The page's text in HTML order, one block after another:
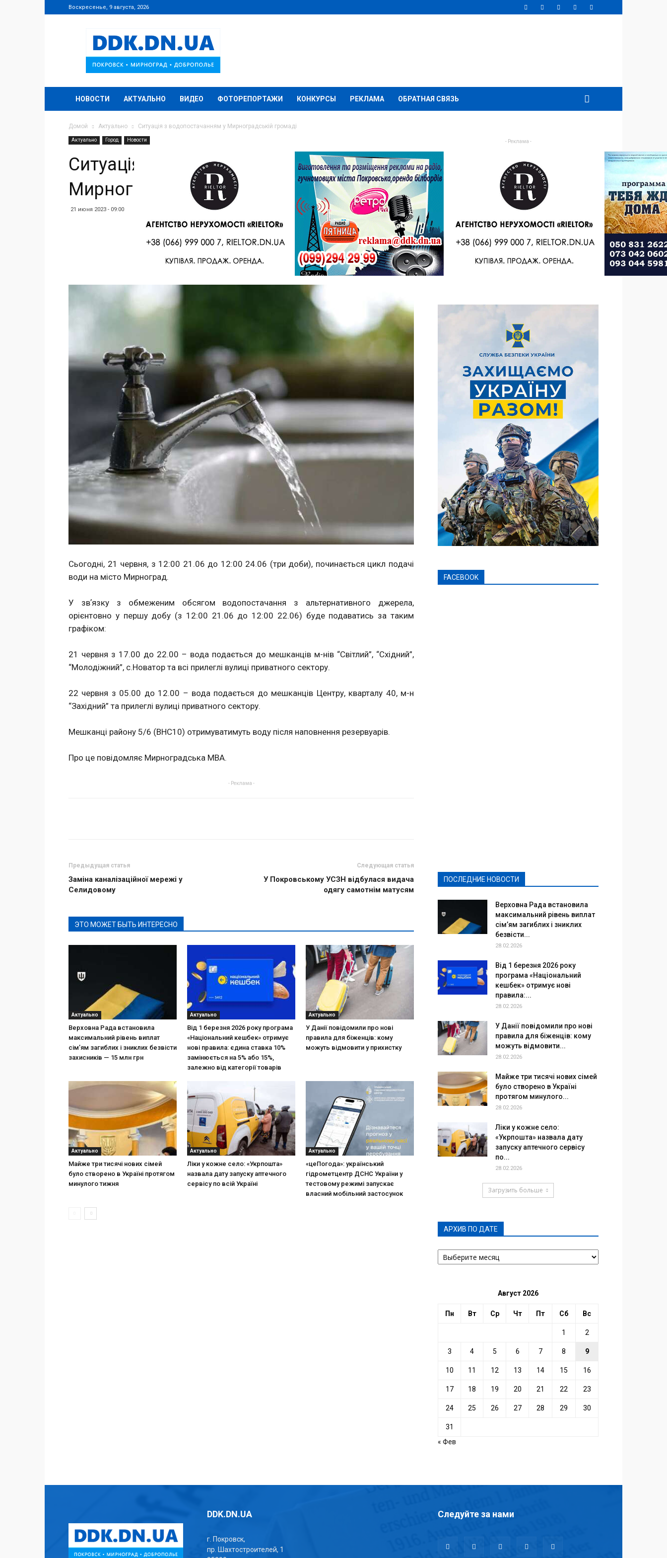
Воскресенье, 9 августа, 2026
DDK.DN.UA
НОВОСТИ АКТУАЛЬНО ВИДЕО ФОТОРЕПОРТАЖИ КОНКУРСЫ РЕКЛАМА ОБРАТНАЯ СВЯЗЬ
Домой Актуально Ситуація з водопостачанням у Мирноградській громаді
Актуально Город Новости
Ситуація з водопостачанням у
Мирноградській громаді
21 июня 2023 - 09:00
Сьогодні, 21 червня, з 12:00 21.06 до 12:00 24.06 (три доби), починається цикл подачі
води на місто Мирноград.
У звʼязку з обмеженим обсягом водопостачання з альтернативного джерела,
орієнтовно у першу добу (з 12:00 21.06 до 12:00 22.06) буде подаватись за таким
графіком:
21 червня з 17.00 до 22.00 – вода подається до мешканців м-нів “Світлий”, “Східний”,
“Молодіжний”, с.Новатор та всі прилеглі вулиці приватного сектору.
22 червня з 05.00 до 12.00 – вода подається до мешканців Центру, кварталу 40, м-н
“Західний” та прилеглі вулиці приватного сектору.
Мешканці району 5/6 (ВНС10) отримуватимуть воду після наповнення резервуарів.
Про це повідомляє Мирноградська МВА.
- Реклама -
Предыдущая статья
Заміна каналізаційної мережі у
Селидовому
Следующая статья
У Покровському УСЗН відбулася видача
одягу самотнім матусям
ЭТО МОЖЕТ БЫТЬ ИНТЕРЕСНО
Актуально
Верховна Рада встановила
максимальний рівень виплат
сім’ям загиблих і зниклих безвісти
захисників — 15 млн грн
Актуально
Від 1 березня 2026 року програма
«Національний кешбек» отримує
нові правила: єдина ставка 10%
замінюється на 5% або 15%,
залежно від категорії товарів
Актуально
У Данії повідомили про нові
правила для біженців: кому
можуть відмовити у прихистку
Актуально
Майже три тисячі нових сімей
було створено в Україні протягом
минулого тижня
Актуально
Ліки у кожне село: «Укрпошта»
назвала дату запуску аптечного
сервісу по всій Україні
Актуально
«цеПогода»: український
гідрометцентр ДСНС України у
тестовому режимі запускає
власний мобільний застосунок
- Реклама -
FACEBOOK
ПОСЛЕДНИЕ НОВОСТИ
Верховна Рада встановила
максимальний рівень виплат
сім’ям загиблих і зниклих
безвісти...
28.02.2026
Від 1 березня 2026 року
програма «Національний
кешбек» отримує нові
правила:...
28.02.2026
У Данії повідомили про нові
правила для біженців: кому
можуть відмовити...
28.02.2026
Майже три тисячі нових сімей
було створено в Україні
протягом минулого...
28.02.2026
Ліки у кожне село:
«Укрпошта» назвала дату
запуску аптечного сервісу
по...
28.02.2026
Загрузить больше
АРХИВ ПО ДАТЕ
АРХИВ
ПО
Август 2026
Пн Вт Ср Чт Пт Сб Вс
1 2
3 4 5 6 7 8 9
10 11 12 13 14 15 16
17 18 19 20 21 22 23
24 25 26 27 28 29 30
31
« Фев
DDK.DN.UA
г. Покровск,
пр. Шахтостроителей, 1
Следуйте за нами